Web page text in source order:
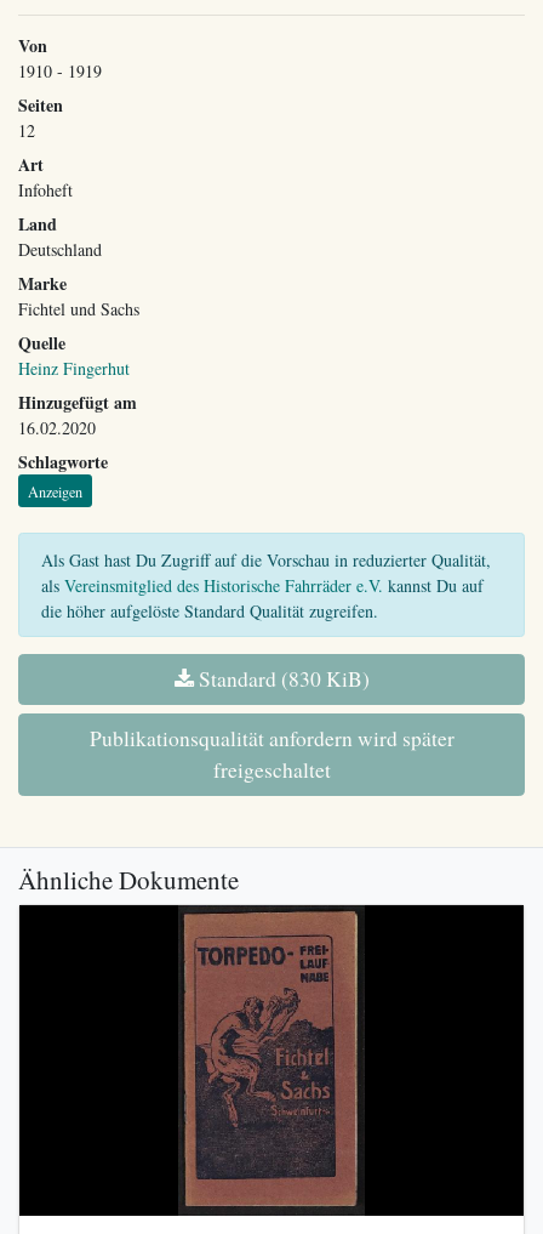
Von
1910 - 1919
Seiten
12
Art
Infoheft
Land
Deutschland
Marke
Fichtel und Sachs
Quelle
Heinz Fingerhut
Hinzugefügt am
16.02.2020
Schlagworte
Anzeigen
Als Gast hast Du Zugriff auf die Vorschau in reduzierter Qualität,
als Vereinsmitglied des Historische Fahrräder e.V. kannst Du auf
die höher aufgelöste Standard Qualität zugreifen.
Standard (830 KiB)
Publikationsqualität anfordern wird später
freigeschaltet
Ähnliche Dokumente